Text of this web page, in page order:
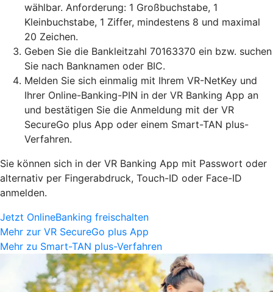
wählbar. Anforderung: 1 Großbuchstabe, 1
Kleinbuchstabe, 1 Ziffer, mindestens 8 und maximal
20 Zeichen.
Geben Sie die Bankleitzahl 70163370 ein bzw. suchen
Sie nach Banknamen oder BIC.
Melden Sie sich einmalig mit Ihrem VR-NetKey und
Ihrer Online-Banking-PIN in der VR Banking App an
und bestätigen Sie die Anmeldung mit der VR
SecureGo plus App oder einem Smart-TAN plus-
Verfahren.
Sie können sich in der VR Banking App mit Passwort oder
alternativ per Fingerabdruck, Touch-ID oder Face-ID
anmelden.
Jetzt OnlineBanking freischalten
Mehr zur VR SecureGo plus App
Mehr zu Smart-TAN plus-Verfahren